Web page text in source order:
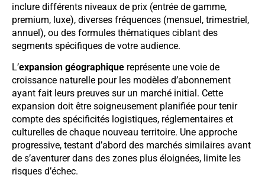
inclure différents niveaux de prix (entrée de gamme,
premium, luxe), diverses fréquences (mensuel, trimestriel,
annuel), ou des formules thématiques ciblant des
segments spécifiques de votre audience.
L’expansion géographique représente une voie de
croissance naturelle pour les modèles d’abonnement
ayant fait leurs preuves sur un marché initial. Cette
expansion doit être soigneusement planifiée pour tenir
compte des spécificités logistiques, réglementaires et
culturelles de chaque nouveau territoire. Une approche
progressive, testant d’abord des marchés similaires avant
de s’aventurer dans des zones plus éloignées, limite les
risques d’échec.